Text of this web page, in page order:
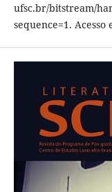
ufsc.br/bitstream/
sequence=1. Acesso